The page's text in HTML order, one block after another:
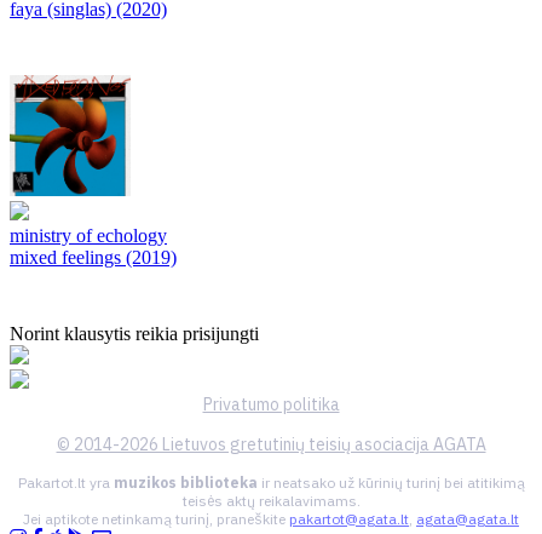
faya (singlas) (2020)
ministry of echology
mixed feelings (2019)
Norint klausytis reikia prisijungti
Privatumo politika
© 2014-2026 Lietuvos gretutinių teisių asociacija AGATA
Pakartot.lt yra muzikos biblioteka ir neatsako už kūrinių turinį bei atitikimą
teisės aktų reikalavimams.
Jei aptikote netinkamą turinį, praneškite pakartot@agata.lt agata@agata.lt